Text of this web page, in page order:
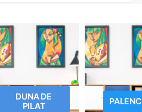
DUNA DE
PILAT